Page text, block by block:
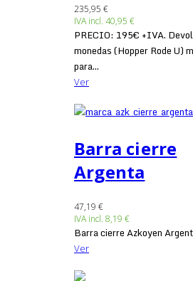
235,95 €
IVA incl. 40,95 €
PRECIO: 195€ +IVA.
monedas (Hopper Rode U)
para...
Ver
Barra cierre
Argenta
47,19 €
IVA incl. 8,19 €
Barra cierre Azkoyen
Ver